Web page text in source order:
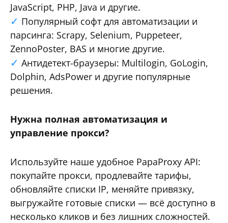
JavaScript, PHP, Java и другие.
Популярный софт для автоматизации и
парсинга: Scrapy, Selenium, Puppeteer,
ZennoPoster, BAS и многие другие.
Антидетект-браузеры: Multilogin, GoLogin,
Dolphin, AdsPower и другие популярные
решения.
Нужна полная автоматизация и
управление прокси?
Используйте наше удобное PapaProxy API:
покупайте прокси, продлевайте тарифы,
обновляйте списки IP, меняйте привязку,
выгружайте готовые списки — всё доступно в
несколько кликов и без лишних сложностей.